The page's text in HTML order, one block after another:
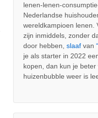
lenen-lenen-
Nederlandse
wereldkampioen lenen.
zijn inmiddels, zonder
door hebben,slaaf van
je als starter in 2022
kopen, dan kun je
huizenbubble weer is